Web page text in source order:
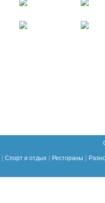
Спорт и отдых Рестораны